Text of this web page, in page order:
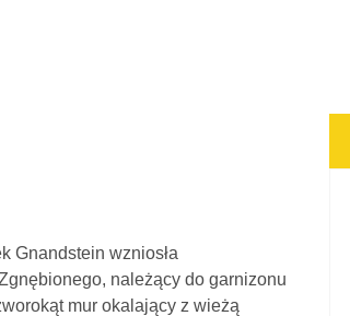
Gnandstein wzniosła
należący do garnizonu
mur okalający z wieżą